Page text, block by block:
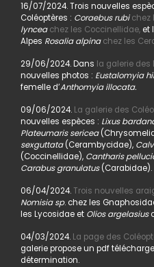
16/07/2024. Trois nouvelles
Coléoptères : Coraebus rubi chez
lyncea chez les Coccinellidae,et
Alpes Rosalia alpina chez les
29/06/2024. Dans la galerie des
nouvelles photos : Eustalomyia
femelle d’Anthomyia illocata.
09/06/2024.La galerie des
nouvelles espèces : Lixus
Plateumaris sericea
sexguttata(Cerambycidae),
(Coccinellidae), Cantharis
Carabus granulatus(Carabidae).
06/04/2024.Trois nouvelles
Nomisia sp. chez les
les Lycosidae et Olios argelasius
04/03/2024. La page des
galerie propose un pdf
détermination.